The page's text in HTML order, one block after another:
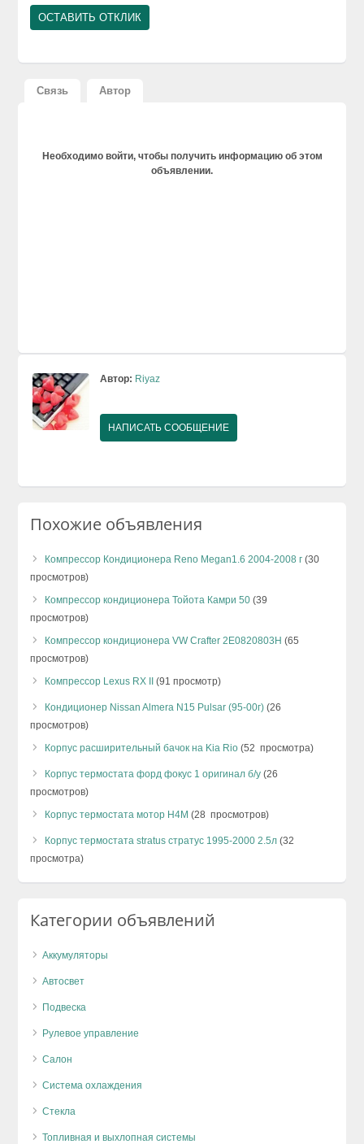
Связь Автор
Необходимо войти, чтобы получить информацию об этом
объявлении.
Автор: Riyaz
НАПИСАТЬ СООБЩЕНИЕ
Похожие объявления
Компрессор Кондиционера Reno Megan1.6 2004-2008 г (30
просмотров)
Компрессор кондиционера Тойота Камри 50 (39
просмотров)
Компрессор кондиционера VW Crafter 2E0820803H (65
просмотров)
Компрессор Lexus RX II (91 просмотр)
Кондиционер Nissan Almera N15 Pulsar (95-00г) (26
просмотров)
Корпус расширительный бачок на Kia Rio (52 просмотра)
Корпус термостата форд фокус 1 оригинал б/у (26
просмотров)
Корпус термостата мотор H4M (28 просмотров)
Корпус термостата stratus стратус 1995-2000 2.5л (32
просмотра)
Категории объявлений
Аккумуляторы
Автосвет
Подвеска
Рулевое управление
Салон
Система охлаждения
Стекла
Топливная и выхлопная системы